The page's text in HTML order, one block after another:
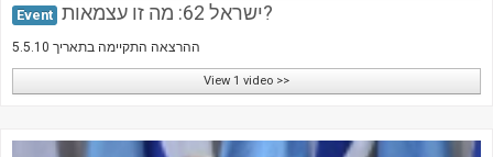
Event ישראל 62: מה זו עצמאות?
ההרצאה התקיימה בתאריך 5.5.10
View 1 video >>